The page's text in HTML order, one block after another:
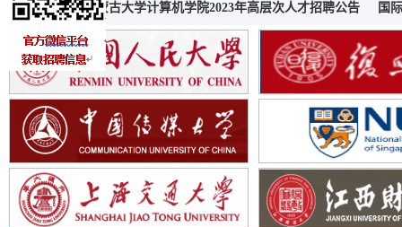
内蒙古大学计算机学院2023年高层次人才招聘公告 国际关系学院